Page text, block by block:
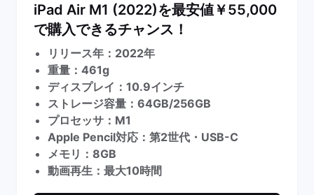
iPad Air M1 (2022)を最安値￥55,000
で購入できるチャンス！
リリース年：2022年
重量：461g
ディスプレイ：10.9インチ
ストレージ容量：64GB/256GB
プロセッサ：M1
Apple Pencil対応：第2世代・USB-C
メモリ：8GB
動画再生：最大10時間